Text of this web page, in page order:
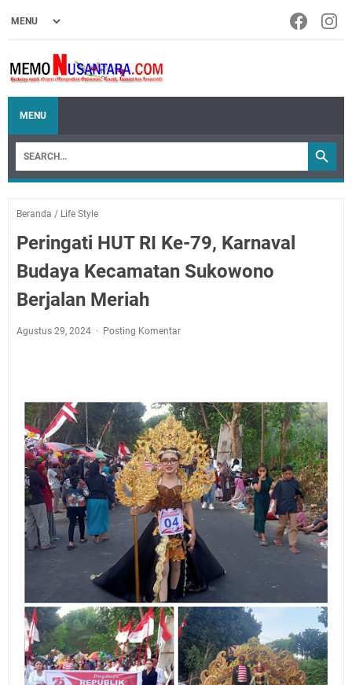
MENU
Beranda / Life Style
Peringati HUT RI Ke-79, Karnaval
Budaya Kecamatan Sukowono
Berjalan Meriah
Agustus 29, 2024 Posting Komentar